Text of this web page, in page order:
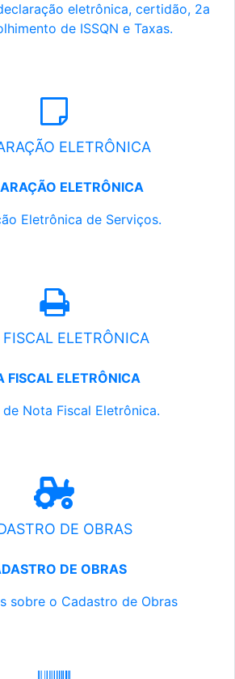
eletrônica, certidão, 2a
de ISSQN e Taxas.
ELETRÔNICA
ELETRÔNICA
Eletrônica de Serviços.
FISCAL ELETRÔNICA
FISCAL ELETRÔNICA
de Nota Fiscal Eletrônica.
DE OBRAS
DE OBRAS
sobre o Cadastro de Obras